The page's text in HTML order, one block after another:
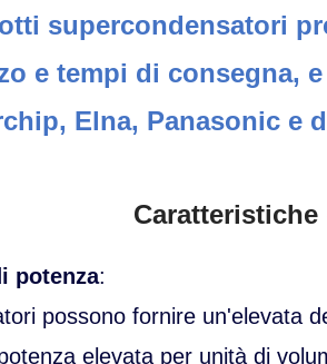
supercondensatori
e tempi di consegna,
Elna, Panasonic e
potenza:
possono fornire un'elevata
elevata per unità di